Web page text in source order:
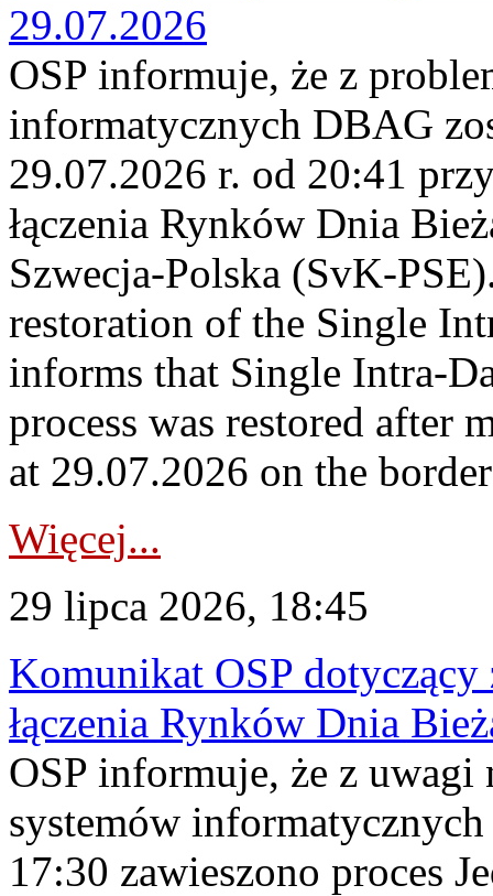
29.07.2026
OSP informuje, że z
informatycznych DBAG
29.07.2026 r. od 20:41
łączenia Rynków Dnia
Szwecja-Polska (SvK-
restoration of the Single
informs that Single Intra-
process was restored after
at 29.07.2026 on the
Więcej...
29 lipca 2026, 18:45
Komunikat OSP dotyczący
łączenia Rynków Dnia
OSP informuje, że z uwagi
systemów
17:30 zawieszono proces